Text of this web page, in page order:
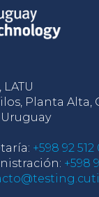
LATU
Planta Alta,
+598 92 512
+598